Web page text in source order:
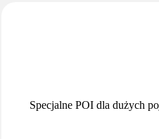
Specjalne POI dla dużych